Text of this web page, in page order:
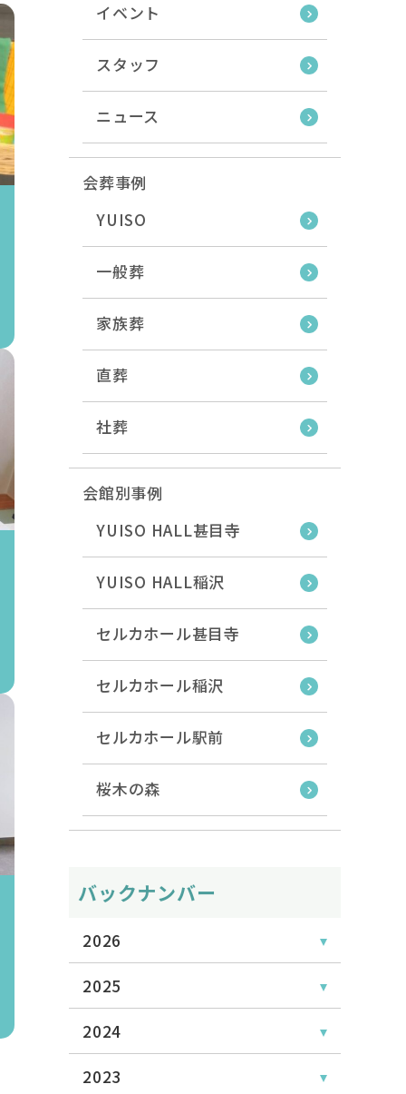
イベント
スタッフ
ニュース
会葬事例
YUISO
一般葬
家族葬
直葬
社葬
会館別事例
YUISO HALL甚目寺
YUISO HALL稲沢
セルカホール甚目寺
セルカホール稲沢
セルカホール駅前
桜木の森
バックナンバー
2026
2025
2024
2023